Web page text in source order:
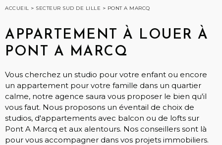
ACCUEIL > SECTEUR SUD DE LILLE > PONT A MARCQ
APPARTEMENT À LOUER À
PONT A MARCQ
Vous cherchez un studio pour votre enfant ou encore
un appartement pour votre famille dans un quartier
calme, notre agence saura vous proposer le bien qu'il
vous faut. Nous proposons un éventail de choix de
studios, d'appartements avec balcon ou de lofts sur
Pont A Marcq et aux alentours. Nos conseillers sont là
pour vous accompagner dans vos projets immobiliers.